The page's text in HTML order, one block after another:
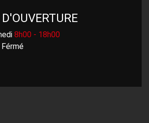
8h00 - 18h00
Férmé